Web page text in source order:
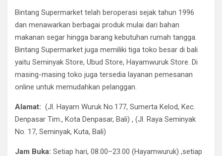
Bintang Supermarket telah beroperasi sejak tahun 1996
dan menawarkan berbagai produk mulai dari bahan
makanan segar hingga barang kebutuhan rumah tangga.
Bintang Supermarket juga memiliki tiga toko besar di bali
yaitu Seminyak Store, Ubud Store, Hayamwuruk Store. Di
masing-masing toko juga tersedia layanan pemesanan
online untuk memudahkan pelanggan.​
Alamat: (Jl. Hayam Wuruk No.177, Sumerta Kelod, Kec.
Denpasar Tim., Kota Denpasar, Bali) , (Jl. Raya Seminyak
No. 17, Seminyak, Kuta, Bali​)
Jam Buka: Setiap hari, 08.00–23.00 (Hayamwuruk)​ ,setiap